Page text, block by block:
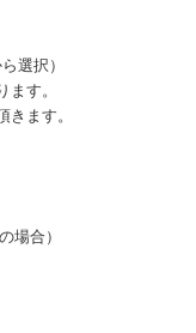
選択）
す。
ます。
場合）